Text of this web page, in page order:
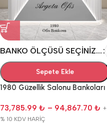
BANKO ÖLÇÜSÜ SEÇINIZ...
Sepete Ekle
1980 Güzellik Salonu Bankoları
73,785.99 ₺ – 94,867.70 ₺ +
% 10 KDV HARİÇ